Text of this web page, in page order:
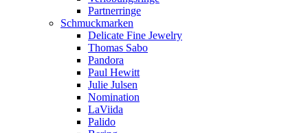
Partnerringe
Schmuckmarken
Delicate Fine Jewelry
Thomas Sabo
Pandora
Paul Hewitt
Julie Julsen
Nomination
LaViida
Palido